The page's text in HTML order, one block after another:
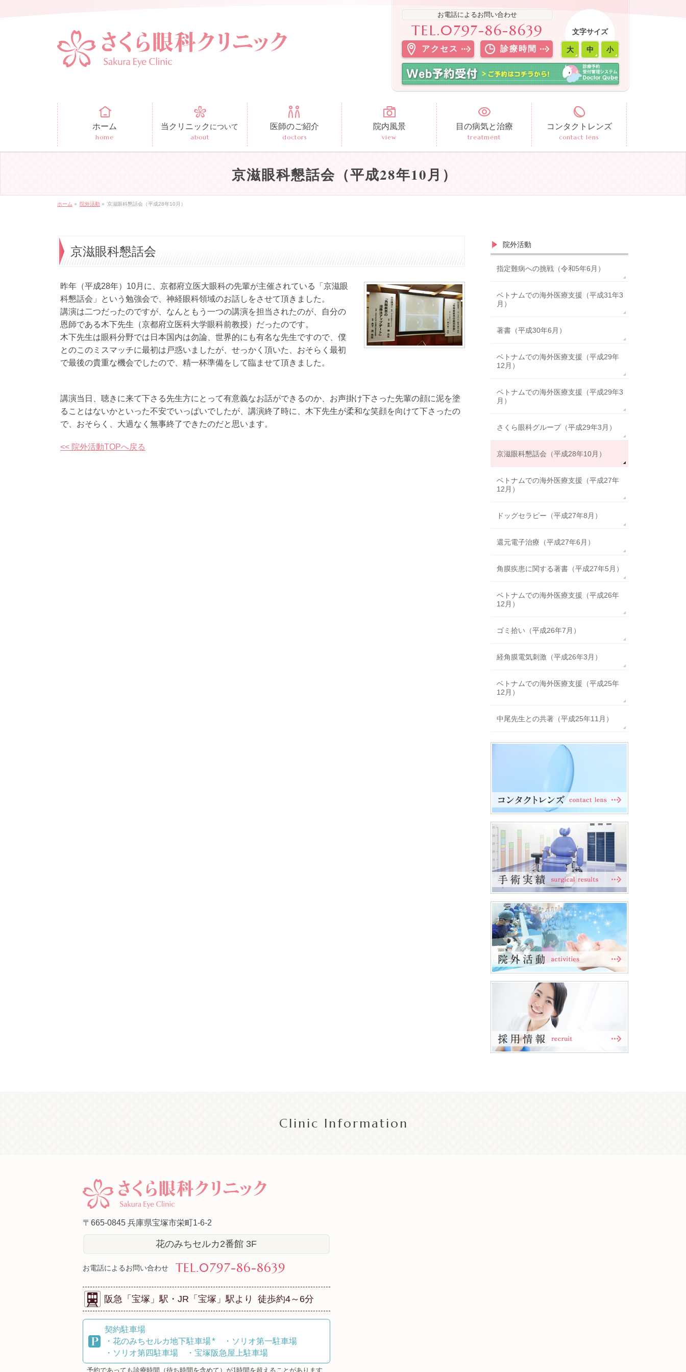
お電話によるお問い合わせ
TEL.0797-86-8639
アクセス 診療時間
文字サイズ
大 中 小
ホーム
home
当クリニック について
about
医師のご紹介
doctors
院内風景
view
目の病気と治療
treatment
コンタクトレンズ
contact lens
京滋眼科懇話会（平成28年10月）
ホーム » 院外活動 » 京滋眼科懇話会（平成28年10月）
京滋眼科懇話会
昨年（平成28年）10月に、京都府立医大眼科の先輩が主催されている「京滋眼
科懇話会」という勉強会で、神経眼科領域のお話しをさせて頂きました。
講演は二つだったのですが、なんともう一つの講演を担当されたのが、自分の
恩師である木下先生（京都府立医科大学眼科前教授）だったのです。
木下先生は眼科分野では日本国内は勿論、世界的にも有名な先生ですので、僕
とのこのミスマッチに最初は戸惑いましたが、せっかく頂いた、おそらく最初
で最後の貴重な機会でしたので、精一杯準備をして臨ませて頂きました。
講演当日、聴きに来て下さる先生方にとって有意義なお話ができるのか、お声掛け下さった先輩の顔に泥を塗
ることはないかといった不安でいっぱいでしたが、講演終了時に、木下先生が柔和な笑顔を向けて下さったの
で、おそらく、大過なく無事終了できたのだと思います。
<< 院外活動TOPへ戻る
院外活動
指定難病への挑戦（令和5年6月）
ベトナムでの海外医療支援（平成31年3
月）
著書（平成30年6月）
ベトナムでの海外医療支援（平成29年
12月）
ベトナムでの海外医療支援（平成29年3
月）
さくら眼科グループ（平成29年3月）
京滋眼科懇話会（平成28年10月）
ベトナムでの海外医療支援（平成27年
12月）
ドッグセラピー（平成27年8月）
還元電子治療（平成27年6月）
角膜疾患に関する著書（平成27年5月）
ベトナムでの海外医療支援（平成26年
12月）
ゴミ拾い（平成26年7月）
経角膜電気刺激（平成26年3月）
ベトナムでの海外医療支援（平成25年
12月）
中尾先生との共著（平成25年11月）
Clinic Information
〒665-0845 兵庫県宝塚市栄町1-6-2
花のみちセルカ2番館 3F
お電話によるお問い合わせ TEL.0797-86-8639
阪急「宝塚」駅・ JR「宝塚」駅より 徒歩約4～6分
契約駐車場
・花のみちセルカ地下駐車場*
・ソリオ第一駐車場
・ソリオ第四駐車場
・宝塚阪急屋上駐車場
予約であっても診療時間（待ち時間を含めて）が1時間を超えることがあります